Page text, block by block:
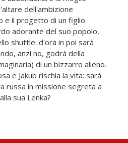
dell'ambizione
e il progetto di un figlio
adorante del suo popolo,
shuttle: d'ora in poi sarà
anzi no, godrà della
di un bizzarro alieno.
e Jakub rischia la vita: sarà
russa in missione segreta a
sua Lenka?